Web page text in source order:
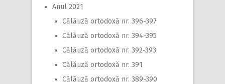
Anul 2021
Călăuză ortodoxă nr. 396-397
Călăuză ortodoxă nr. 394-395
Călăuză ortodoxă nr. 392-393
Călăuză ortodoxă nr. 391
Călăuză ortodoxă nr. 389-390